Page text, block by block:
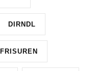
DIRNDL
FRISUREN